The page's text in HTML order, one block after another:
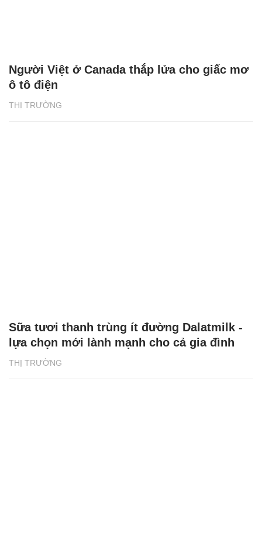
THỊ TRƯỜNG
Người Việt ở Canada thắp lửa cho giấc mơ
ô tô điện
THỊ TRƯỜNG
Sữa tươi thanh trùng ít đường Dalatmilk -
lựa chọn mới lành mạnh cho cả gia đình